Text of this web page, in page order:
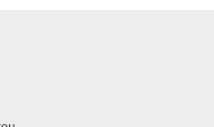
цэрээ хаях нь олон халдварт
v/t1.0-